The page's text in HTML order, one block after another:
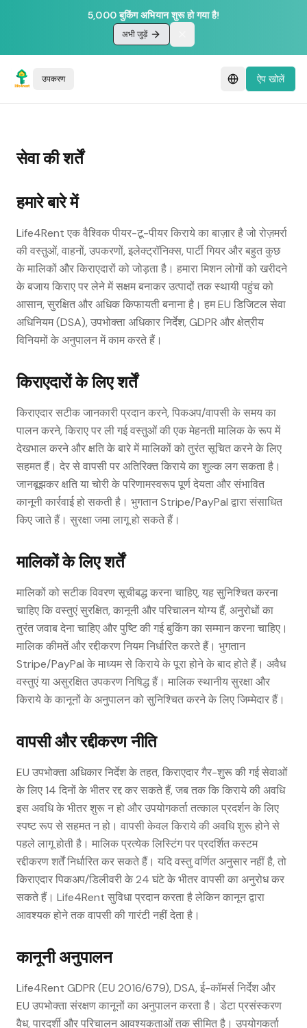
5,000 बुकिंग अभियान शुरू हो गया है!
अभी जुड़ें
उपकरण ऐप खोलें
सेवा की शर्तें
हमारे बारे में
Life4Rent एक वैश्विक पीयर-टू-पीयर किराये का बाज़ार है जो रोज़मर्रा
की वस्तुओं, वाहनों, उपकरणों, इलेक्ट्रॉनिक्स, पार्टी गियर और बहुत कुछ
के मालिकों और किराएदारों को जोड़ता है। हमारा मिशन लोगों को खरीदने
के बजाय किराए पर लेने में सक्षम बनाकर उत्पादों तक स्थायी पहुंच को
आसान, सुरक्षित और अधिक किफायती बनाना है। हम EU डिजिटल सेवा
अधिनियम (DSA), उपभोक्ता अधिकार निर्देश, GDPR और क्षेत्रीय
विनियमों के अनुपालन में काम करते हैं।
किराएदारों के लिए शर्तें
किराएदार सटीक जानकारी प्रदान करने, पिकअप/वापसी के समय का
पालन करने, किराए पर ली गई वस्तुओं की एक मेहनती मालिक के रूप में
देखभाल करने और क्षति के बारे में मालिकों को तुरंत सूचित करने के लिए
सहमत हैं। देर से वापसी पर अतिरिक्त किराये का शुल्क लग सकता है।
जानबूझकर क्षति या चोरी के परिणामस्वरूप पूर्ण देयता और संभावित
कानूनी कार्रवाई हो सकती है। भुगतान Stripe/PayPal द्वारा संसाधित
किए जाते हैं। सुरक्षा जमा लागू हो सकते हैं।
मालिकों के लिए शर्तें
मालिकों को सटीक विवरण सूचीबद्ध करना चाहिए, यह सुनिश्चित करना
चाहिए कि वस्तुएं सुरक्षित, कानूनी और परिचालन योग्य हैं, अनुरोधों का
तुरंत जवाब देना चाहिए और पुष्टि की गई बुकिंग का सम्मान करना चाहिए।
मालिक कीमतें और रद्दीकरण नियम निर्धारित करते हैं। भुगतान
Stripe/PayPal के माध्यम से किराये के पूरा होने के बाद होते हैं। अवैध
वस्तुएं या असुरक्षित उपकरण निषिद्ध हैं। मालिक स्थानीय सुरक्षा और
किराये के कानूनों के अनुपालन को सुनिश्चित करने के लिए जिम्मेदार हैं।
वापसी और रद्दीकरण नीति
EU उपभोक्ता अधिकार निर्देश के तहत, किराएदार गैर-शुरू की गई सेवाओं
के लिए 14 दिनों के भीतर रद्द कर सकते हैं, जब तक कि किराये की अवधि
इस अवधि के भीतर शुरू न हो और उपयोगकर्ता तत्काल प्रदर्शन के लिए
स्पष्ट रूप से सहमत न हो। वापसी केवल किराये की अवधि शुरू होने से
पहले लागू होती है। मालिक प्रत्येक लिस्टिंग पर प्रदर्शित कस्टम
रद्दीकरण शर्तें निर्धारित कर सकते हैं। यदि वस्तु वर्णित अनुसार नहीं है, तो
किराएदार पिकअप/डिलीवरी के 24 घंटे के भीतर वापसी का अनुरोध कर
सकते हैं। Life4Rent सुविधा प्रदान करता है लेकिन कानून द्वारा
आवश्यक होने तक वापसी की गारंटी नहीं देता है।
कानूनी अनुपालन
Life4Rent GDPR (EU 2016/679), DSA, ई-कॉमर्स निर्देश और
EU उपभोक्ता संरक्षण कानूनों का अनुपालन करता है। डेटा प्रसंस्करण
वैध, पारदर्शी और परिचालन आवश्यकताओं तक सीमित है। उपयोगकर्ता